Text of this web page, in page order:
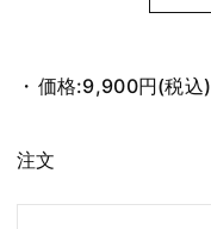
価格:9,900円(税込)
注文